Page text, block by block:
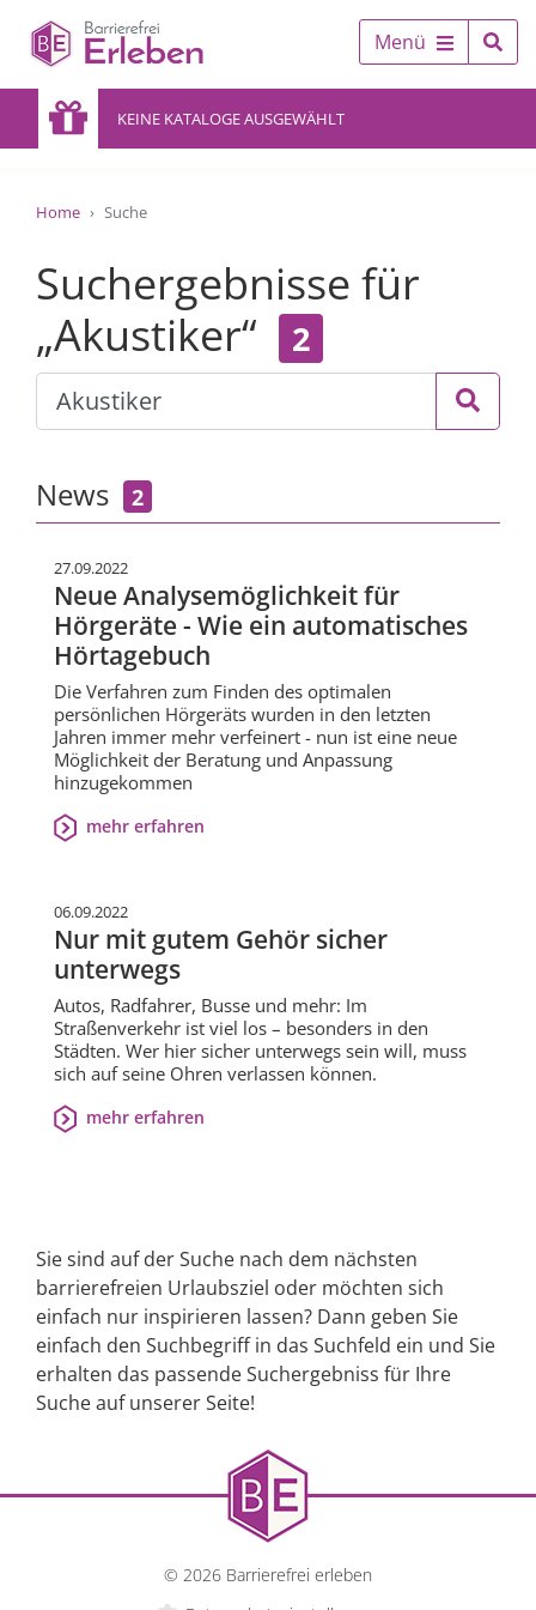
Menü
KEINE KATALOGE AUSGEWÄHLT
Home Suche
Suchergebnisse für
„Akustiker“
2
News 2
27.09.2022
Neue Analysemöglichkeit für
Hörgeräte - Wie ein automatisches
Hörtagebuch
Die Verfahren zum Finden des optimalen
persönlichen Hörgeräts wurden in den letzten
Jahren immer mehr verfeinert - nun ist eine neue
Möglichkeit der Beratung und Anpassung
hinzugekommen
mehr erfahren
06.09.2022
Nur mit gutem Gehör sicher
unterwegs
Autos, Radfahrer, Busse und mehr: Im
Straßenverkehr ist viel los – besonders in den
Städten. Wer hier sicher unterwegs sein will, muss
sich auf seine Ohren verlassen können.
mehr erfahren
Sie sind auf der Suche nach dem nächsten
barrierefreien Urlaubsziel oder möchten sich
einfach nur inspirieren lassen? Dann geben Sie
einfach den Suchbegriff in das Suchfeld ein und Sie
erhalten das passende Suchergebniss für Ihre
Suche auf unserer Seite!
© 2026 Barrierefrei erleben